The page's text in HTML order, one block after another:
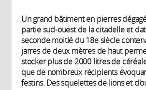
Un grand bâtiment en pierres
partie sud-ouest de la citadelle et
seconde moitié du 18e siècle
jarres de deux mètres de haut
stocker plus de 2000 litres de
que de nombreux récipients
festins. Des squelettes de lions et